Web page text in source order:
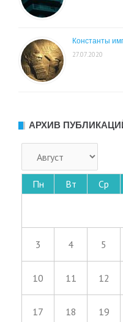
Константы
27.07.2020
АРХИВ
Пн Вт Ср
3 4 5
10 11 12
17 18 19